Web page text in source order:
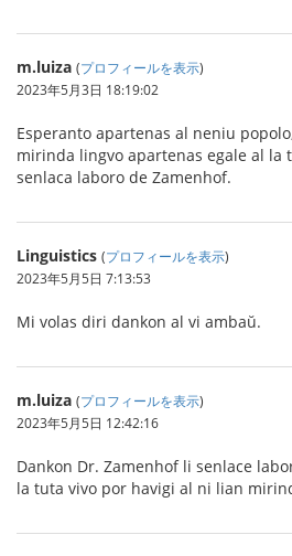
m.luiza (プロフィールを表示)
2023年5月3日 18:19:02
Esperanto apartenas al neniu
mirinda lingvo apartenas egale al la
senlaca laboro de Zamenhof.
Linguistics (プロフィールを表示)
2023年5月5日 7:13:53
Mi volas diri dankon al vi ambaŭ.
m.luiza (プロフィールを表示)
2023年5月5日 12:42:16
Dankon Dr. Zamenhof li senlace
la tuta vivo por havigi al ni lian